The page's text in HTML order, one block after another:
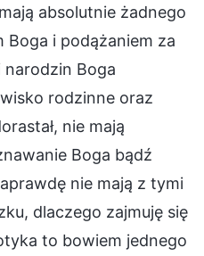
absolutnie żadnego
Boga i podążaniem za
Boga
rodzinne oraz
nie mają
Boga bądź
nie mają z tymi
dlaczego zajmuję się
to bowiem jednego